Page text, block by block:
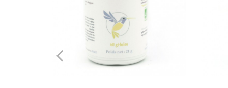
AJOUTER AU PANIER